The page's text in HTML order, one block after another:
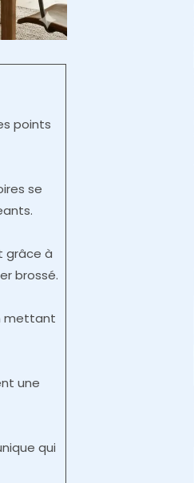
points
se
grâce à
brossé.
mettant
une
qui